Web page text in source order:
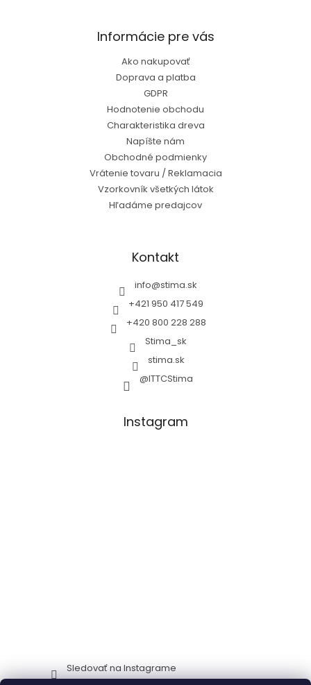
Informácie pre vás
Ako nakupovať
Doprava a platba
GDPR
Hodnotenie obchodu
Charakteristika dreva
Napíšte nám
Obchodné podmienky
Vrátenie tovaru / Reklamacia
Vzorkovník všetkých látok
Hľadáme predajcov
Kontakt
info@stima.sk
+421 950 417 549
+420 800 228 288
Stima_sk
stima.sk
@ITTCStima
Instagram
Sledovať na Instagrame